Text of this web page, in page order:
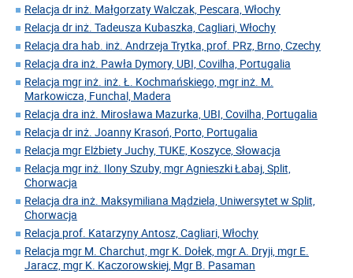
Relacja dr inż. Małgorzaty Walczak, Pescara, Włochy
Relacja dr inż. Tadeusza Kubaszka, Cagliari, Włochy
Relacja dra hab. inż. Andrzeja Trytka, prof. PRz, Brno, Czechy
Relacja dra inż. Pawła Dymory, UBI, Covilha, Portugalia
Relacja mgr inż. inż. Ł. Kochmańskiego, mgr inż. M.
Markowicza, Funchal, Madera
Relacja dra inż. Mirosława Mazurka, UBI, Covilha, Portugalia
Relacja dr inż. Joanny Krasoń, Porto, Portugalia
Relacja mgr Elżbiety Juchy, TUKE, Koszyce, Słowacja
Relacja mgr inż. Ilony Szuby, mgr Agnieszki Łabaj, Split,
Chorwacja
Relacja dra inż. Maksymiliana Mądziela, Uniwersytet w Split,
Chorwacja
Relacja prof. Katarzyny Antosz, Cagliari, Włochy
Relacja mgr M. Charchut, mgr K. Dołek, mgr A. Dryji, mgr E.
Jaracz, mgr K. Kaczorowskiej, Mgr B. Pasaman